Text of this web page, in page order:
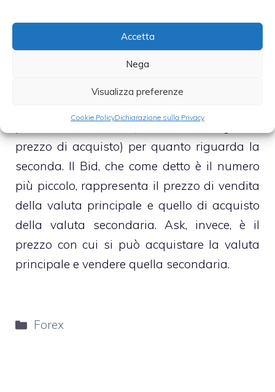
Accetta
Nega
Visualizza preferenze
Cookie PolicyDichiarazione sulla Privacy
Questi due numeri prendono il nome di Bid
(oppure Sell che significa prezzo di vendita),
prima cifra; e Ask (o Offer che significa
prezzo di acquisto) per quanto riguarda la
seconda. Il Bid, che come detto è il numero
più piccolo, rappresenta il prezzo di vendita
della valuta principale e quello di acquisto
della valuta secondaria. Ask, invece, è il
prezzo con cui si può acquistare la valuta
principale e vendere quella secondaria.
Categorie
Forex